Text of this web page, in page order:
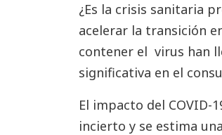
¿Es la crisis sanitaria
acelerar la transición
contener el virus han
significativa en el
El impacto del COVID-
incierto y se estima